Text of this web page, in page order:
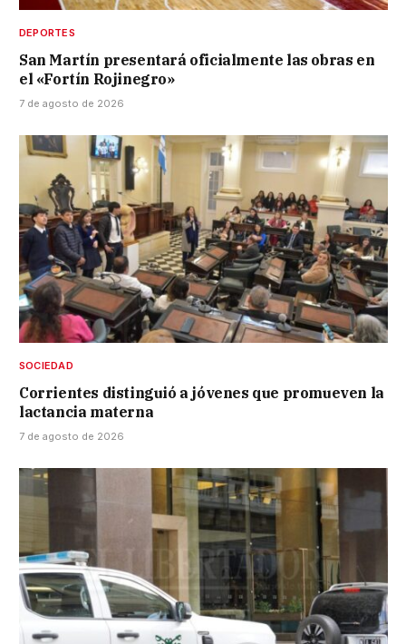
DEPORTES
San Martín presentará oficialmente las obras en
el «Fortín Rojinegro»
7 de agosto de 2026
SOCIEDAD
Corrientes distinguió a jóvenes que promueven la
lactancia materna
7 de agosto de 2026